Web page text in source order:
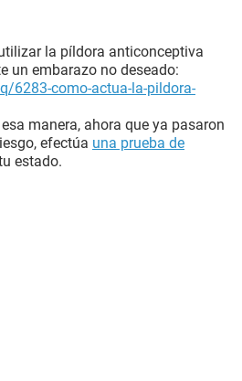
la píldora anticonceptiva
un embarazo no deseado:
6283-como-actua-la-pildora-
manera, ahora que ya pasaron
efectúa una prueba de
estado.